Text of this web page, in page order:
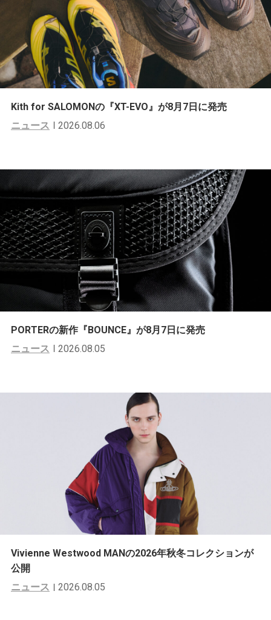
Kith for SALOMONの『XT-EVO』が8月7日に発売
ニュース
2026.08.06
PORTERの新作『BOUNCE』が8月7日に発売
ニュース
2026.08.05
Vivienne Westwood MANの2026年秋冬コレクションが
公開
ニュース
2026.08.05